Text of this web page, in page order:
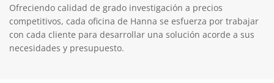
Ofreciendo calidad de grado investigación a precios
competitivos, cada oficina de Hanna se esfuerza por trabajar
con cada cliente para desarrollar una solución acorde a sus
necesidades y presupuesto.